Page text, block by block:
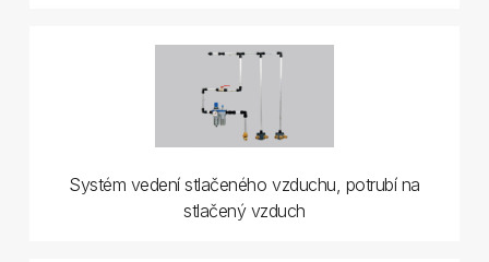
Systém vedení stlačeného vzduchu, potrubí na
stlačený vzduch